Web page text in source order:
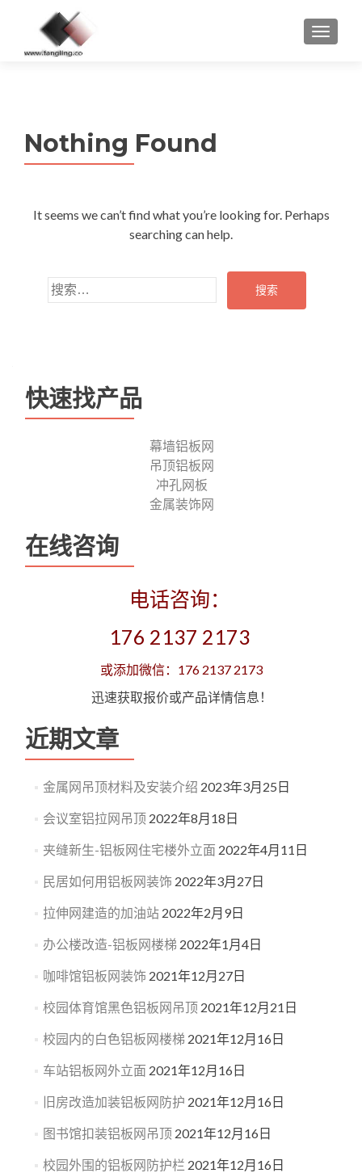
MENU
Nothing Found
It seems we can’t find what you’re looking for. Perhaps
searching can help.
搜
索：
快速找产品
幕墙铝板网
吊顶铝板网
冲孔网板
金属装饰网
在线咨询
电话咨询：
176 2137 2173
或添加微信：176 2137 2173
迅速获取报价或产品详情信息！
近期文章
金属网吊顶材料及安装介绍 2023年3月25日
会议室铝拉网吊顶 2022年8月18日
夹缝新生-铝板网住宅楼外立面 2022年4月11日
民居如何用铝板网装饰 2022年3月27日
拉伸网建造的加油站 2022年2月9日
办公楼改造-铝板网楼梯 2022年1月4日
咖啡馆铝板网装饰 2021年12月27日
校园体育馆黑色铝板网吊顶 2021年12月21日
校园内的白色铝板网楼梯 2021年12月16日
车站铝板网外立面 2021年12月16日
旧房改造加装铝板网防护 2021年12月16日
图书馆扣装铝板网吊顶 2021年12月16日
校园外围的铝板网防护栏 2021年12月16日